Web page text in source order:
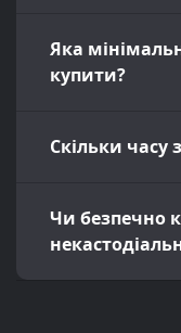
Яка
купити?
Скільки часу
Чи безпечно